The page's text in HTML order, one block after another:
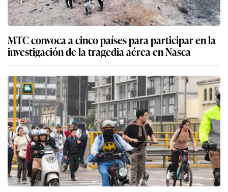
MTC convoca a cinco países para participar en la
investigación de la tragedia aérea en Nasca